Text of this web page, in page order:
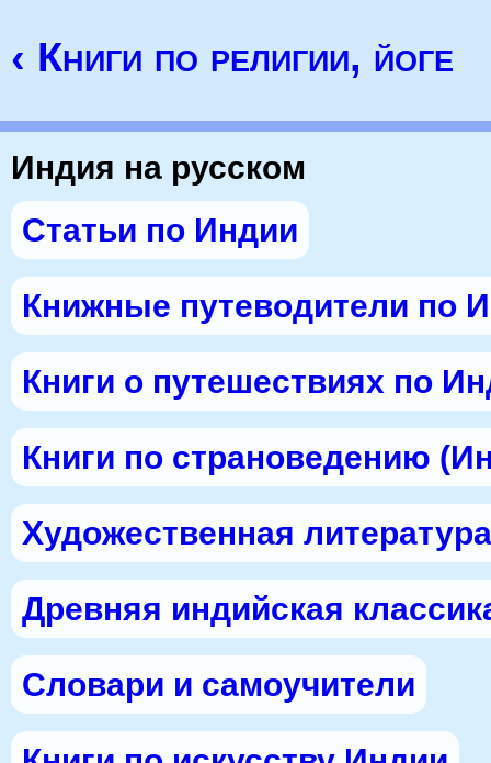
‹ Книги по религии, йоге
Индия на русском
Статьи по Индии
Книжные путеводители по
Книги о путешествиях по
Книги по страноведению
Художественная
Древняя индийская
Словари и самоучители